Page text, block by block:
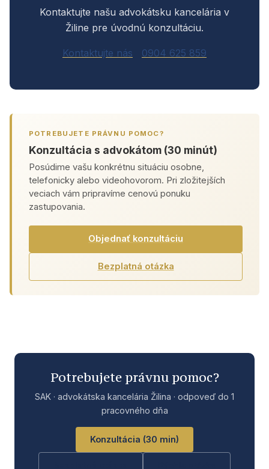
Kontaktujte našu advokátsku kancelária v
Žiline pre úvodnú konzultáciu.
Kontaktujte nás 0904 625 859
POTREBUJETE PRÁVNU POMOC?
Konzultácia s advokátom (30 minút)
Posúdime vašu konkrétnu situáciu osobne,
telefonicky alebo videohovorom. Pri zložitejších
veciach vám pripravíme cenovú ponuku
zastupovania.
Objednať konzultáciu
Bezplatná otázka
Potrebujete právnu pomoc?
SAK · advokátska kancelária Žilina · odpoveď do 1
pracovného dňa
Konzultácia (30 min)